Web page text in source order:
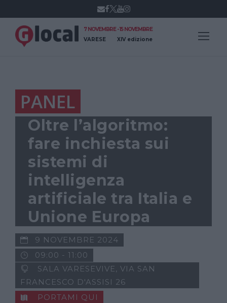
7 NOVEMBRE - 15 NOVEMBRE
VARESE
XIV edizione
PANEL
Oltre l’algoritmo:
fare inchiesta sui
sistemi di
intelligenza
artificiale tra Italia e
Unione Europa
9 NOVEMBRE 2024
09:00 - 11:00
SALA VARESEVIVE, VIA SAN
FRANCESCO D'ASSISI 26
PORTAMI QUI